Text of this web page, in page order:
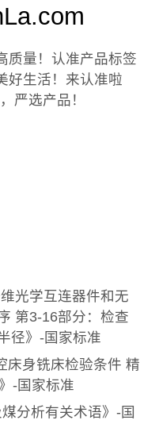
质量！认准产品标签
好生活！来认准啦
严选产品！
光学互连器件和无
第3-16部分：检查
径》-国家标准
床身铣床检验条件 精
-国家标准
分析有关术语》-国